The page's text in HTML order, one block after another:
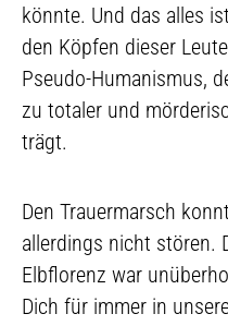
könnte. Und das alles
den Köpfen dieser
Pseudo-Humanismus,
zu totaler und
trägt.
Den Trauermarsch
allerdings nicht stören.
Elbflorenz war
Dich für immer in